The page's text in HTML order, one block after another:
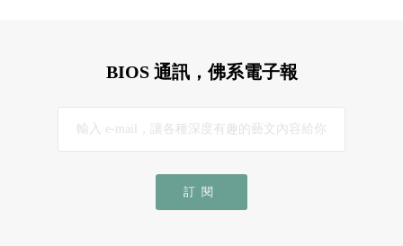
BIOS 通訊，佛系電子報
訂閱